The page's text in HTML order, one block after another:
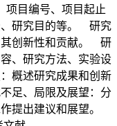
目编号、项目起止
、研究目的等。 研究
其创新性和贡献。 研
、研究方法、实验设
概述研究成果和创新
足、局限及展望：分
提出建议和展望。